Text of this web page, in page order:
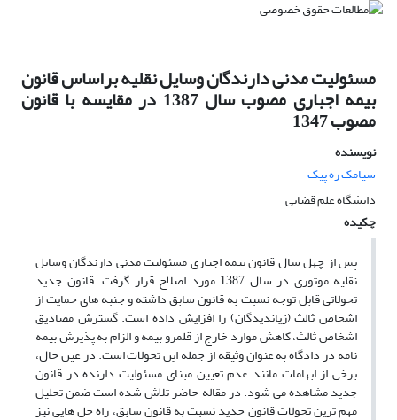
مسئولیت مدنی دارندگان وسایل نقلیه براساس قانون
بیمه اجباری مصوب سال 1387 در مقایسه با قانون
مصوب 1347
نویسنده
سیامک ره پیک
دانشگاه علم قضایی
چکیده
پس از چهل سال قانون بیمه اجباری مسئولیت مدنی دارندگان وسایل
نقلیه موتوری در سال 1387 مورد اصلاح قرار گرفت. قانون جدید
تحولاتی قابل توجه نسبت به قانون سابق داشته و جنبه های حمایت از
اشخاص ثالث (زیاندیدگان) را افزایش داده است. گسترش مصادیق
اشخاص ثالث، کاهش موارد خارج از قلمرو بیمه و الزام به پذیرش بیمه
نامه در دادگاه به عنوان وثیقه از جمله این تحولات است. در عین حال،
برخی از ابهامات مانند عدم تعیین مبنای مسئولیت دارنده در قانون
جدید مشاهده می شود. در مقاله حاضر تلاش شده است ضمن تحلیل
مهم ترین تحولات قانون جدید نسبت به قانون سابق، راه حل هایی نیز